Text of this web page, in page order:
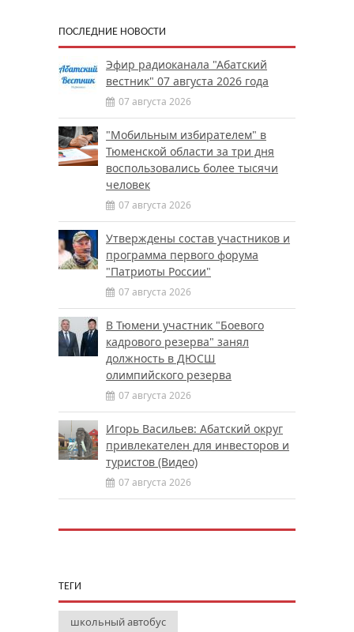
ПОСЛЕДНИЕ НОВОСТИ
Эфир радиоканала "Абатский
вестник" 07 августа 2026 года
07 августа 2026
"Мобильным избирателем" в
Тюменской области за три дня
воспользовались более тысячи
человек
07 августа 2026
Утверждены состав участников и
программа первого форума
"Патриоты России"
07 августа 2026
В Тюмени участник "Боевого
кадрового резерва" занял
должность в ДЮСШ
олимпийского резерва
07 августа 2026
Игорь Васильев: Абатский округ
привлекателен для инвесторов и
туристов (Видео)
07 августа 2026
ТЕГИ
школьный автобус